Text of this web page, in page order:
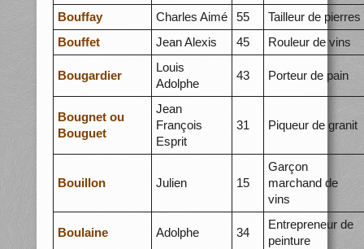
Bouffay
Charles Aimé 55
Tailleur de pierres
Bouffet
Jean Alexis 45 Rouleur de vins
Bougardier
Louis
Adolphe
43 Porteur de pain
Bougnet ou
Bouguet
Jean
François
Esprit
31 Piqueur de granit
Bouillon Julien 15
Garçon
marchand de
vins
Boulaine Adolphe 34
Entrepreneur de
peinture